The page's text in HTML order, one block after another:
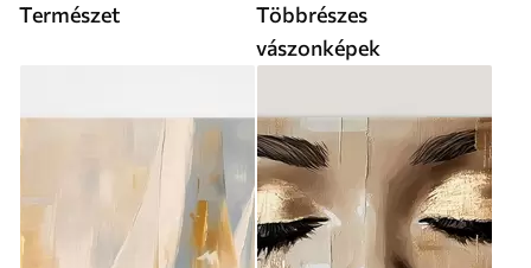
Természet
Többrészes
vászonképek